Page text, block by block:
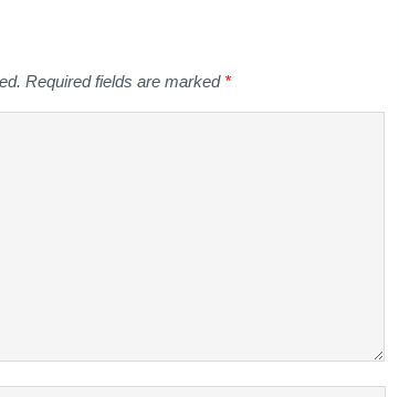
Required fields are marked *